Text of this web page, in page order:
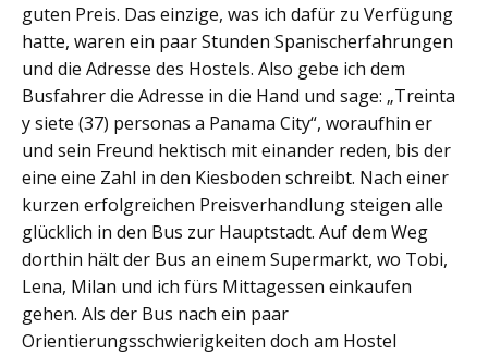
guten Preis. Das einzige, was ich dafür zu Verfügung
hatte, waren ein paar Stunden Spanischerfahrungen
und die Adresse des Hostels. Also gebe ich dem
Busfahrer die Adresse in die Hand und sage: „Treinta
y siete (37) personas a Panama City“, woraufhin er
und sein Freund hektisch mit einander reden, bis der
eine eine Zahl in den Kiesboden schreibt. Nach einer
kurzen erfolgreichen Preisverhandlung steigen alle
glücklich in den Bus zur Hauptstadt. Auf dem Weg
dorthin hält der Bus an einem Supermarkt, wo Tobi,
Lena, Milan und ich fürs Mittagessen einkaufen
gehen. Als der Bus nach ein paar
Orientierungsschwierigkeiten doch am Hostel